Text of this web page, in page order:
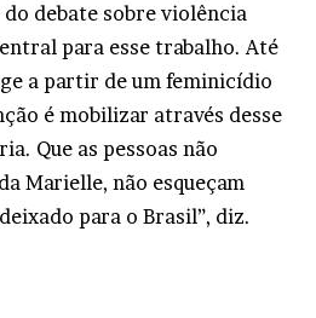
debate sobre violência
para esse trabalho. Até
a partir de um feminicídio
é mobilizar através desse
Que as pessoas não
Marielle, não esqueçam
para o Brasil”, diz.